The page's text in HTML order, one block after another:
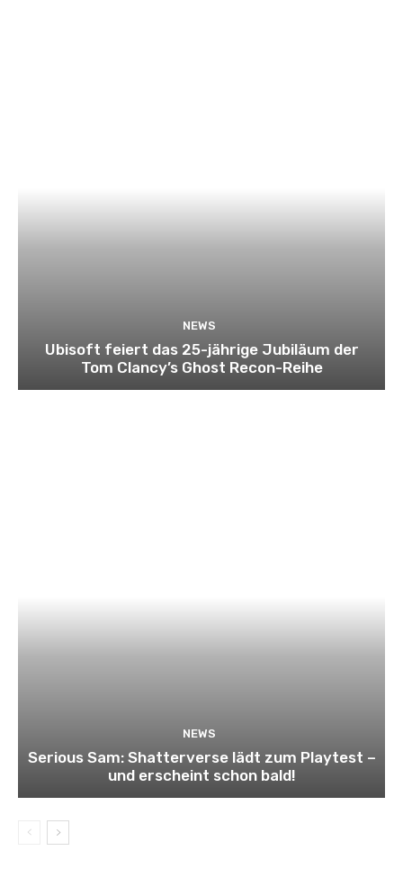
NEWS
Ubisoft feiert das 25-jährige Jubiläum der
Tom Clancy’s Ghost Recon-Reihe
NEWS
Serious Sam: Shatterverse lädt zum Playtest –
und erscheint schon bald!